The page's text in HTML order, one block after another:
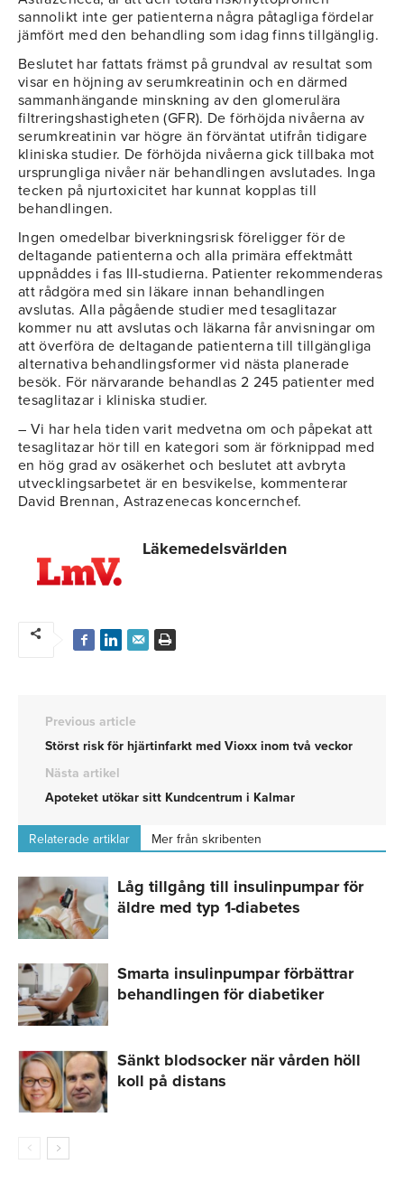
sannolikt inte ger patienterna några påtagliga fördelar
jämfört med den behandling som idag finns tillgänglig.
Beslutet har fattats främst på grundval av resultat som
visar en höjning av serumkreatinin och en därmed
sammanhängande minskning av den glomerulära
filtreringshastigheten (GFR). De förhöjda nivåerna av
serumkreatinin var högre än förväntat utifrån tidigare
kliniska studier. De förhöjda nivåerna gick tillbaka mot
ursprungliga nivåer när behandlingen avslutades. Inga
tecken på njurtoxicitet har kunnat kopplas till
behandlingen.
Ingen omedelbar biverkningsrisk föreligger för de
deltagande patienterna och alla primära effektmått
uppnåddes i fas III-studierna. Patienter rekommenderas
att rådgöra med sin läkare innan behandlingen
avslutas. Alla pågående studier med tesaglitazar
kommer nu att avslutas och läkarna får anvisningar om
att överföra de deltagande patienterna till tillgängliga
alternativa behandlingsformer vid nästa planerade
besök. För närvarande behandlas 2 245 patienter med
tesaglitazar i kliniska studier.
– Vi har hela tiden varit medvetna om och påpekat att
tesaglitazar hör till en kategori som är förknippad med
en hög grad av osäkerhet och beslutet att avbryta
utvecklingsarbetet är en besvikelse, kommenterar
David Brennan, Astrazenecas koncernchef.
Läkemedelsvärlden
Previous article
Störst risk för hjärtinfarkt med Vioxx inom två veckor
Nästa artikel
Apoteket utökar sitt Kundcentrum i Kalmar
Relaterade artiklar Mer från skribenten
Låg tillgång till insulinpumpar för
äldre med typ 1-diabetes
Smarta insulinpumpar förbättrar
behandlingen för diabetiker
Sänkt blodsocker när vården höll
koll på distans